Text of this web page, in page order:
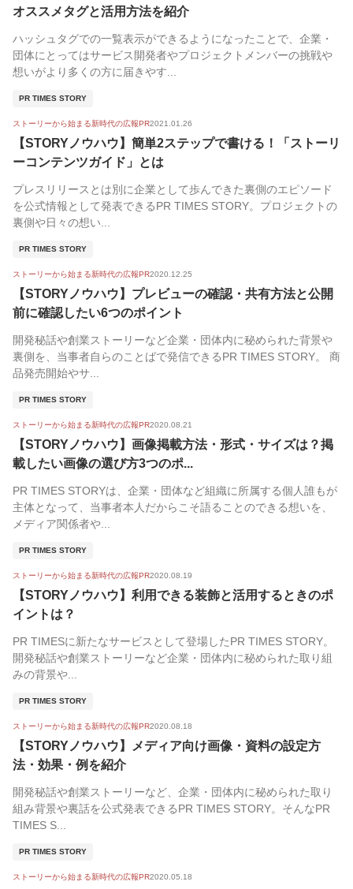
オススメタグと活用方法を紹介
ハッシュタグでの一覧表示ができるようになったことで、企業・
団体にとってはサービス開発者やプロジェクトメンバーの挑戦や
想いがより多くの方に届きやす...
PR TIMES STORY
ストーリーから始まる新時代の広報PR2021.01.26
【STORYノウハウ】簡単2ステップで書ける！「ストーリ
ーコンテンツガイド」とは
プレスリリースとは別に企業として歩んできた裏側のエピソード
を公式情報として発表できるPR TIMES STORY。プロジェクトの
裏側や日々の想い...
PR TIMES STORY
ストーリーから始まる新時代の広報PR2020.12.25
【STORYノウハウ】プレビューの確認・共有方法と公開
前に確認したい6つのポイント
開発秘話や創業ストーリーなど企業・団体内に秘められた背景や
裏側を、当事者自らのことばで発信できるPR TIMES STORY。 商
品発売開始やサ...
PR TIMES STORY
ストーリーから始まる新時代の広報PR2020.08.21
【STORYノウハウ】画像掲載方法・形式・サイズは？掲
載したい画像の選び方3つのポ...
PR TIMES STORYは、企業・団体など組織に所属する個人誰もが
主体となって、当事者本人だからこそ語ることのできる想いを、
メディア関係者や...
PR TIMES STORY
ストーリーから始まる新時代の広報PR2020.08.19
【STORYノウハウ】利用できる装飾と活用するときのポ
イントは？
PR TIMESに新たなサービスとして登場したPR TIMES STORY。
開発秘話や創業ストーリーなど企業・団体内に秘められた取り組
みの背景や...
PR TIMES STORY
ストーリーから始まる新時代の広報PR2020.08.18
【STORYノウハウ】メディア向け画像・資料の設定方
法・効果・例を紹介
開発秘話や創業ストーリーなど、企業・団体内に秘められた取り
組み背景や裏話を公式発表できるPR TIMES STORY。そんなPR
TIMES S...
PR TIMES STORY
ストーリーから始まる新時代の広報PR2020.05.18